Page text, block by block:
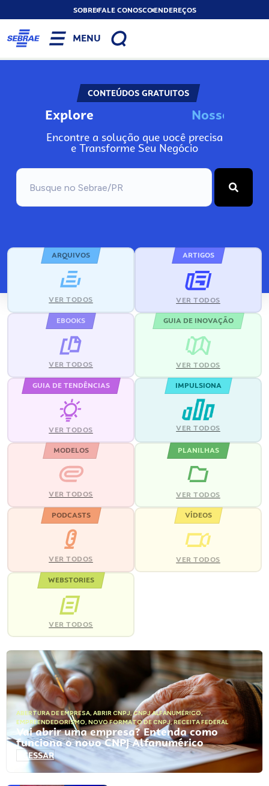
SOBREFALE CONOSCOENDEREÇOS
MENU
CONTEÚDOS GRATUITOS
Explore Nosso
Encontre a solução que você precisa
e Transforme Seu Negócio
ARQUIVOS
VER TODOS
ARTIGOS
VER TODOS
EBOOKS
VER TODOS
GUIA DE INOVAÇÃO
VER TODOS
GUIA DE TENDÊNCIAS
VER TODOS
IMPULSIONA
VER TODOS
MODELOS
VER TODOS
PLANILHAS
VER TODOS
PODCASTS
VER TODOS
VÍDEOS
VER TODOS
WEBSTORIES
VER TODOS
ABERTURA DE EMPRESA, ABRIR CNPJ,CNPJ ALFANUMÉRICO,
EMPREENDEDORISMO, NOVO FORMATO DE CNPJ,RECEITA FEDERAL
Vai abrir uma empresa? Entenda como
funciona o novo CNPJ Alfanumérico
ACESSAR